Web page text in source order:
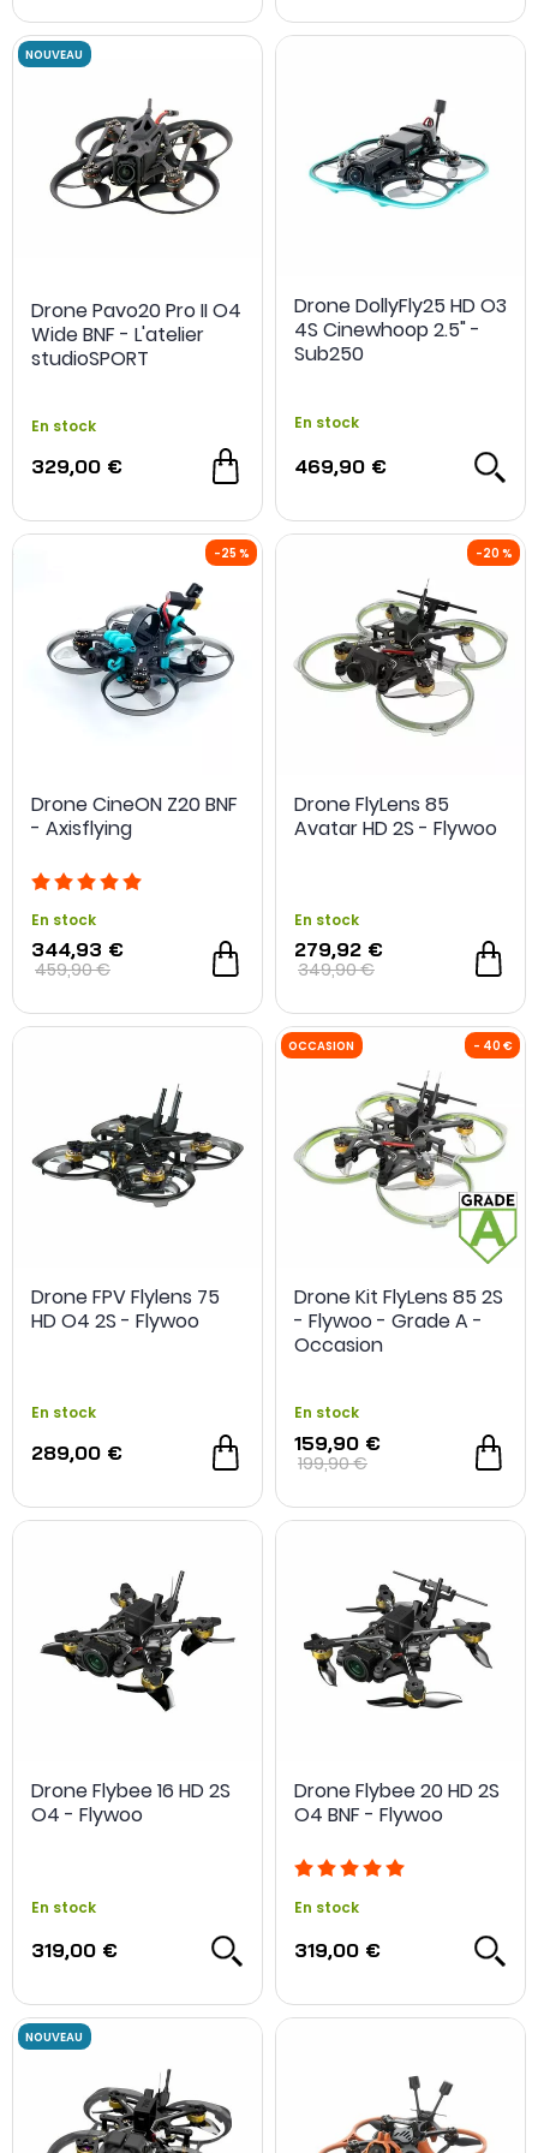
NOUVEAU
Drone Pavo20 Pro II O4
Wide BNF - L'atelier
studioSPORT
En stock
329,00 €
Drone DollyFly25 HD O3
4S Cinewhoop 2.5" -
Sub250
En stock
469,90 €
Drone CineON Z20 BNF
- Axisflying
En stock
344,93 €
459,90 €
Drone FlyLens 85
Avatar HD 2S - Flywoo
En stock
279,92 €
349,90 €
Drone FPV Flylens 75
HD O4 2S - Flywoo
En stock
289,00 €
Drone Kit FlyLens 85 2S
- Flywoo - Grade A -
Occasion
En stock
159,90 €
199,90 €
Drone Flybee 16 HD 2S
O4 - Flywoo
En stock
319,00 €
Drone Flybee 20 HD 2S
O4 BNF - Flywoo
En stock
319,00 €